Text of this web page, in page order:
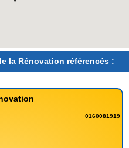
la Rénovation référencés :
0160081919